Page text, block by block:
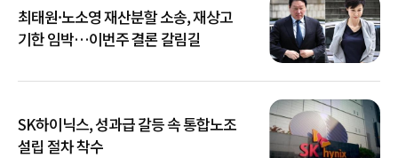
최태원·노소영 재산분할 소송, 재상고
기한 임박…이번주 결론 갈림길
SK하이닉스, 성과급 갈등 속 통합노조
설립 절차 착수